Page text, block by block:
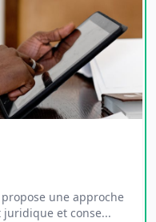
une approche
et conse...